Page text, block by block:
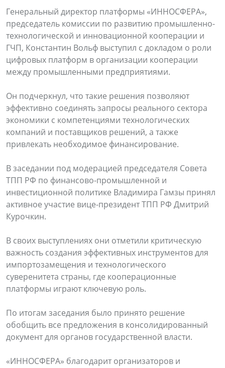
Генеральный директор платформы «ИННОСФЕРА»,
председатель комиссии по развитию промышленно-
технологической и инновационной кооперации и
ГЧП, Константин Вольф выступил с докладом о роли
цифровых платформ в организации кооперации
между промышленными предприятиями.
Он подчеркнул, что такие решения позволяют
эффективно соединять запросы реального сектора
экономики с компетенциями технологических
компаний и поставщиков решений, а также
привлекать необходимое финансирование.
В заседании под модерацией председателя Совета
ТПП РФ по финансово-промышленной и
инвестиционной политике Владимира Гамзы принял
активное участие вице-президент ТПП РФ Дмитрий
Курочкин.
В своих выступлениях они отметили критическую
важность создания эффективных инструментов для
импортозамещения и технологического
суверенитета страны, где кооперационные
платформы играют ключевую роль.
По итогам заседания было принято решение
обобщить все предложения в консолидированный
документ для органов государственной власти.
«ИННОСФЕРА» благодарит организаторов и